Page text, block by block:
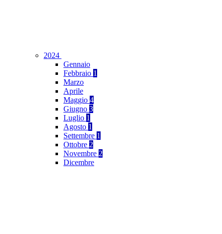
2024
Gennaio
Febbraio 1
Marzo
Aprile
Maggio 4
Giugno 3
Luglio 1
Agosto 1
Settembre 1
Ottobre 2
Novembre 2
Dicembre